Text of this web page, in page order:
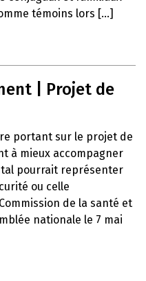
témoins lors [...]
| Projet de
portant sur le projet de
à mieux accompagner
pourrait représenter
ou celle
de la santé et
nationale le 7 mai